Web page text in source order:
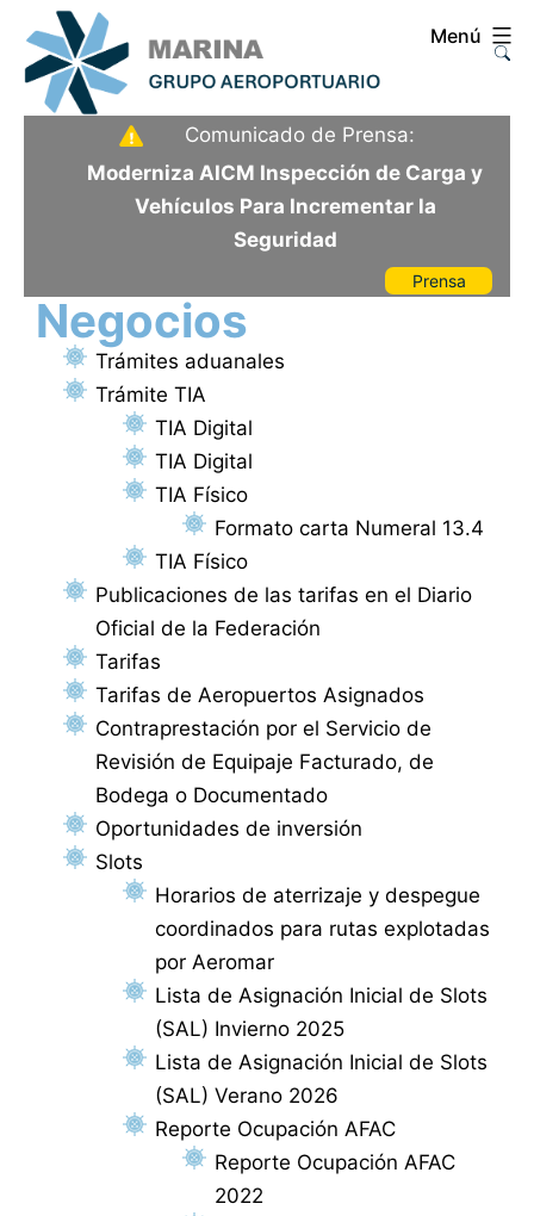
Saltar
al
contenido
Aeropuerto
Internacional
de
México
Menú
Comunicado de Prensa:
Moderniza AICM Inspección de Carga y
Vehículos Para Incrementar la
Seguridad
Prensa
Negocios
Trámites aduanales
Trámite TIA
TIA Digital
TIA Digital
TIA Físico
Formato carta Numeral 13.4
TIA Físico
Publicaciones de las tarifas en el Diario
Oficial de la Federación
Tarifas
Tarifas de Aeropuertos Asignados
Contraprestación por el Servicio de
Revisión de Equipaje Facturado, de
Bodega o Documentado
Oportunidades de inversión
Slots
Horarios de aterrizaje y despegue
coordinados para rutas explotadas
por Aeromar
Lista de Asignación Inicial de Slots
(SAL) Invierno 2025
Lista de Asignación Inicial de Slots
(SAL) Verano 2026
Reporte Ocupación AFAC
Reporte Ocupación AFAC
2022